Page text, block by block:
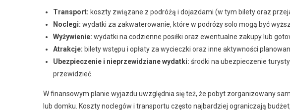
Transport: koszty związane z podróżą i dojazdami (w tym bilety oraz
Noclegi: wydatki za zakwaterowanie, które w podróży solo mogą być
Wyżywienie: wydatki na codzienne posiłki oraz ewentualne zakupy lub
Atrakcje: bilety wstępu i opłaty za wycieczki oraz inne aktywności
Ubezpieczenie i nieprzewidziane wydatki: środki na ubezpieczenie
przewidzieć.
W finansowym planie wyjazdu uwzględnia się też, że pobyt zorganizowany
lub domku. Koszty noclegów i transportu często najbardziej ograniczają